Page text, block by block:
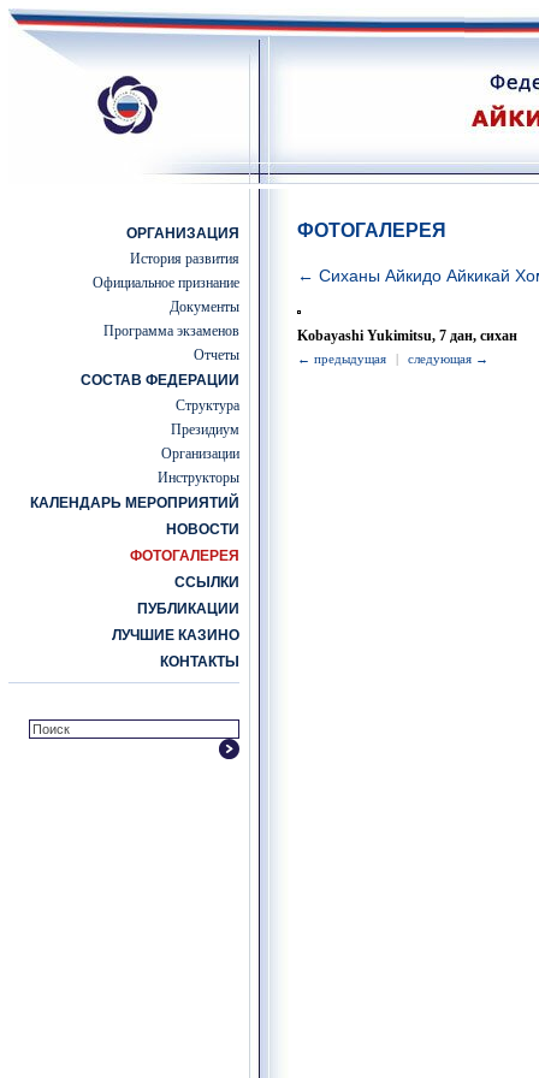
ОРГАНИЗАЦИЯ
История развития
Официальное признание
Документы
Программа экзаменов
Отчеты
СОСТАВ ФЕДЕРАЦИИ
Структура
Президиум
Организации
Инструкторы
КАЛЕНДАРЬ МЕРОПРИЯТИЙ
НОВОСТИ
ФОТОГАЛЕРЕЯ
ССЫЛКИ
ПУБЛИКАЦИИ
ЛУЧШИЕ КАЗИНО
КОНТАКТЫ
ФОТОГАЛЕРЕЯ
← Сиханы Айкидо Айкикай
Kobayashi Yukimitsu, 7 дан, сихан
← предыдущая | следующая →